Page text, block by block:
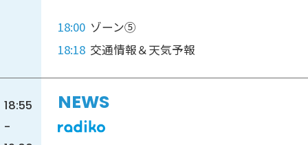
18:00 ゾーン⑤
18:18 交通情報＆天気予報
18:55
-
NEWS